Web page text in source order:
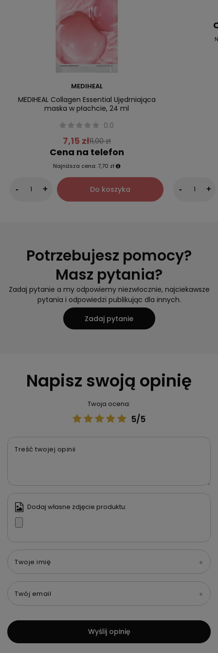
MEDIHEAL
MEDIHEAL Collagen Essential Ujędrniająca
maska w płachcie, 24 ml
0.0
7,15 zł11,00 zł
Cena na telefon
Najniższa cena: 7,70 zł
- + Do koszyka - +
Potrzebujesz pomocy?
Masz pytania?
Zadaj pytanie a my odpowiemy niezwłocznie, najciekawsze
pytania i odpowiedzi publikując dla innych.
Zadaj pytanie
Napisz swoją opinię
Twoja ocena:
5/5
Treść twojej opinii
Dodaj własne zdjęcie produktu:
Twoje imię
Twój email
Wyślij opinię